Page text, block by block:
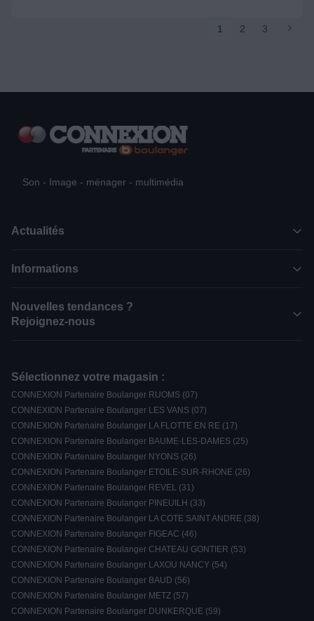
1 2 3
Son - Image - ménager - multimédia
Actualités
Informations
Nouvelles tendances ?
Rejoignez-nous
Sélectionnez votre magasin :
CONNEXION Partenaire Boulanger RUOMS (07)
CONNEXION Partenaire Boulanger LES VANS (07)
CONNEXION Partenaire Boulanger LA FLOTTE EN RE (17)
CONNEXION Partenaire Boulanger BAUME-LES-DAMES (25)
CONNEXION Partenaire Boulanger NYONS (26)
CONNEXION Partenaire Boulanger ETOILE-SUR-RHONE (26)
CONNEXION Partenaire Boulanger REVEL (31)
CONNEXION Partenaire Boulanger PINEUILH (33)
CONNEXION Partenaire Boulanger LA COTE SAINT ANDRE (38)
CONNEXION Partenaire Boulanger FIGEAC (46)
CONNEXION Partenaire Boulanger CHATEAU GONTIER (53)
CONNEXION Partenaire Boulanger LAXOU NANCY (54)
CONNEXION Partenaire Boulanger BAUD (56)
CONNEXION Partenaire Boulanger METZ (57)
CONNEXION Partenaire Boulanger DUNKERQUE (59)